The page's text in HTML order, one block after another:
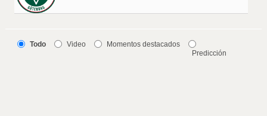
Todo Video
Momentos destacados
Predicción